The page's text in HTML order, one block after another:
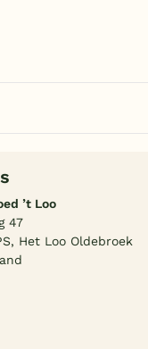
’t Loo
47
Het Loo Oldebroek